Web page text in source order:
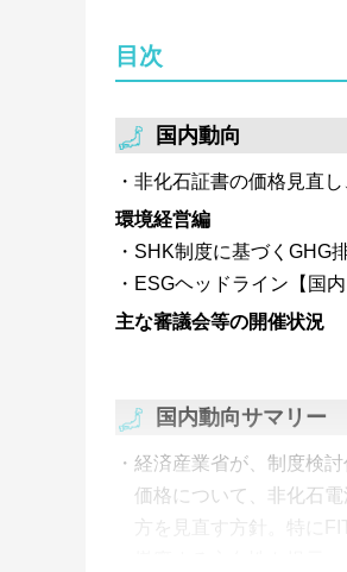
証書は、約定量は増加
入札全量が約定となり
目次
国内動向
非化石証書の価格見直
環境経営編
SHK制度に基づくGHG
ESGヘッドライン【国内
主な審議会等の開催状況
国内動向サマリー
経済産業省が、制度検
価格について、非化石
方を見直す方針。特に